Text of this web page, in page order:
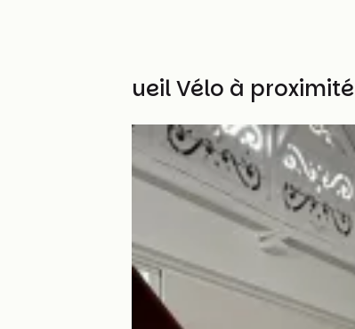
Autres Accueil Vélo à proximité